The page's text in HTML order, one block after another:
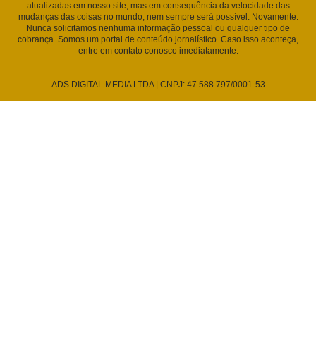
atualizadas em nosso site, mas em consequência da velocidade das
mudanças das coisas no mundo, nem sempre será possível. Novamente:
Nunca solicitamos nenhuma informação pessoal ou qualquer tipo de
cobrança. Somos um portal de conteúdo jornalístico. Caso isso aconteça,
entre em contato conosco imediatamente.
ADS DIGITAL MEDIA LTDA | CNPJ: 47.588.797/0001-53